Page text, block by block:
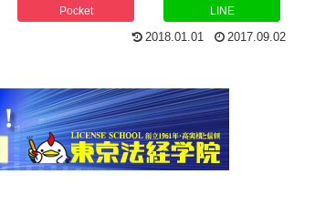
Pocket LINE
2018.01.01 2017.09.02